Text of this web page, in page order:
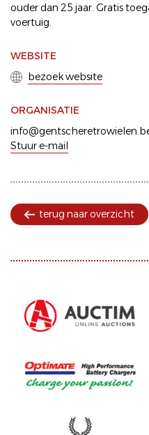
ouder dan 25 jaar. Gratis
voertuig.
WEBSITE
bezoek website
ORGANISATIE
Stuur e-mail
terug naar overzicht